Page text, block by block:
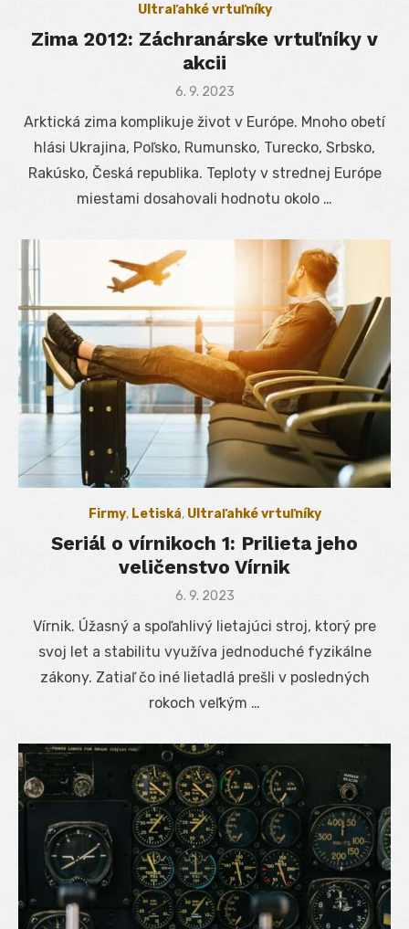
Ultraľahké vrtuľníky
Zima 2012: Záchranárske vrtuľníky v
akcii
Posted
6. 9. 2023
Arktická zima komplikuje život v Európe. Mnoho obetí
hlási Ukrajina, Poľsko, Rumunsko, Turecko, Srbsko,
Rakúsko, Česká republika. Teploty v strednej Európe
miestami dosahovali hodnotu okolo …
Firmy, Letiská, Ultraľahké vrtuľníky
Seriál o vírnikoch 1: Prilieta jeho
veličenstvo Vírnik
Posted
6. 9. 2023
Vírnik. Úžasný a spoľahlivý lietajúci stroj, ktorý pre
svoj let a stabilitu využíva jednoduché fyzikálne
zákony. Zatiaľ čo iné lietadlá prešli v posledných
rokoch veľkým …